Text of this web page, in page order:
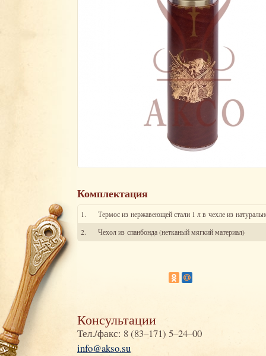
Комплектация
1.
Термос из нержавеющей стали 1 л в чехле из
2.
Чехол из спанбонда (нетканый мягкий материал)
Консультации
Тел./факс: 8 (83–171) 5–24–00
info@akso.su